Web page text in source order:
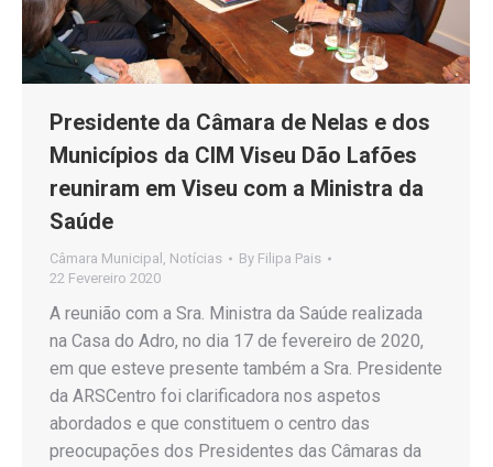
Presidente da Câmara de Nelas e dos
Municípios da CIM Viseu Dão Lafões
reuniram em Viseu com a Ministra da
Saúde
Câmara Municipal , Notícias By Filipa Pais
22 Fevereiro 2020
A reunião com a Sra. Ministra da Saúde realizada
na Casa do Adro, no dia 17 de fevereiro de 2020,
em que esteve presente também a Sra. Presidente
da ARSCentro foi clarificadora nos aspetos
abordados e que constituem o centro das
preocupações dos Presidentes das Câmaras da